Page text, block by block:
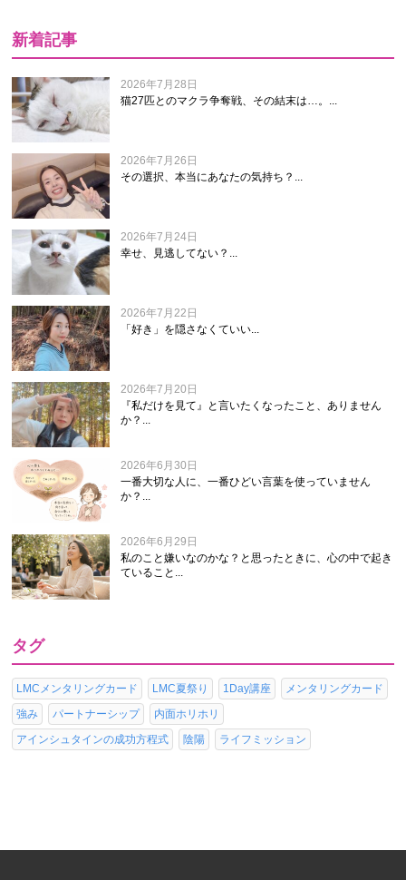
新着記事
2026年7月28日
猫27匹とのマクラ争奪戦、その結末は…。...
2026年7月26日
その選択、本当にあなたの気持ち？...
2026年7月24日
幸せ、見逃してない？...
2026年7月22日
「好き」を隠さなくていい...
2026年7月20日
『私だけを見て』と言いたくなったこと、ありません
か？...
2026年6月30日
一番大切な人に、一番ひどい言葉を使っていません
か？...
2026年6月29日
私のこと嫌いなのかな？と思ったときに、心の中で起き
ていること...
タグ
LMCメンタリングカード LMC夏祭り 1Day講座
メンタリングカード
強み
パートナーシップ
内面ホリホリ
アインシュタインの成功方程式
陰陽 ライフミッション